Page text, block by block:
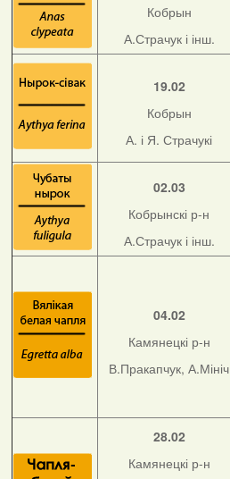
Кобрын
А.Страчук і інш.
19.02
Кобрын
А. і Я. Страчукі
02.03
Кобрынскі р-н
А.Страчук і інш.
04.02
Камянецкі р-н
В.Пракапчук, А.Мініч
28.02
Камянецкі р-н